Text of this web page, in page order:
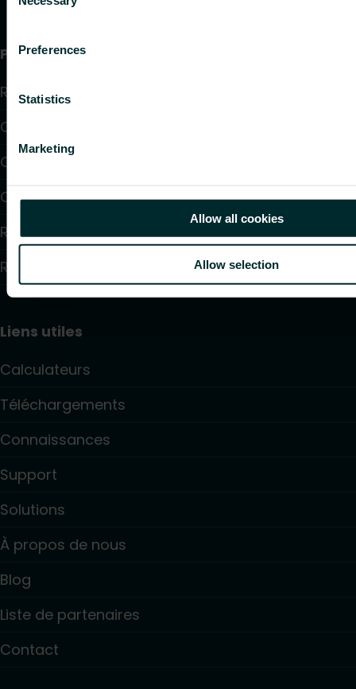
Selection
Preferences
Statistics
Marketing
Allow all cookies
Allow selection
Produits
Radiateurs
Chauffage par le sol et raffraîchissant
Convecteurs
Chauffage électrique
Régulation électrique
Régulation hydraulique
Liens utiles
Calculateurs
Téléchargements
Connaissances
Support
Solutions
À propos de nous
Blog
Liste de partenaires
Contact